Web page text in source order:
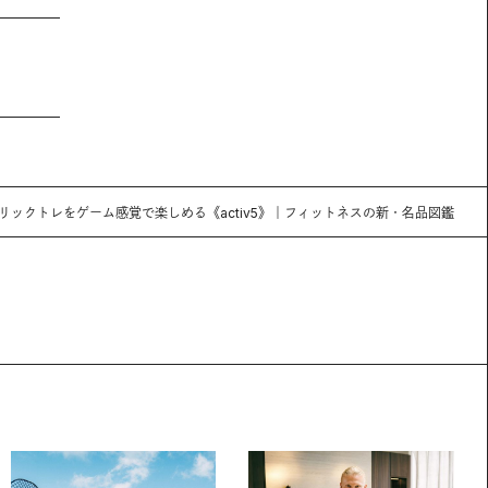
ックトレをゲーム感覚で楽しめる《activ5》｜フィットネスの新・名品図鑑